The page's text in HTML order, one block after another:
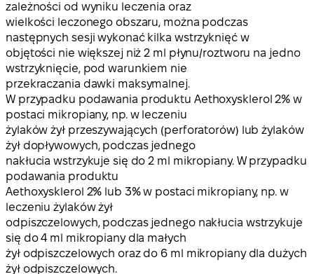
zależności od wyniku leczenia oraz
wielkości leczonego obszaru, można podczas
następnych sesji wykonać kilka wstrzyknięć w
objętości nie większej niż 2 ml płynu/roztworu na jedno
wstrzyknięcie, pod warunkiem nie
przekraczania dawki maksymalnej.
W przypadku podawania produktu Aethoxysklerol 2% w
postaci mikropiany, np. w leczeniu
żylaków żył przeszywających (perforatorów) lub żylaków
żył dopływowych, podczas jednego
nakłucia wstrzykuje się do 2 ml mikropiany. W przypadku
podawania produktu
Aethoxysklerol 2% lub 3% w postaci mikropiany, np. w
leczeniu żylaków żył
odpiszczelowych, podczas jednego nakłucia wstrzykuje
się do 4 ml mikropiany dla małych
żył odpiszczelowych oraz do 6 ml mikropiany dla dużych
żył odpiszczelowych.